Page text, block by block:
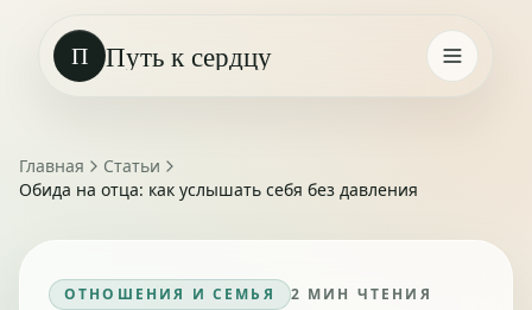
П Путь к сердцу
Главная
Статьи
Обида на отца: как услышать себя без давления
ОТНОШЕНИЯ И СЕМЬЯ 2 МИН ЧТЕНИЯ